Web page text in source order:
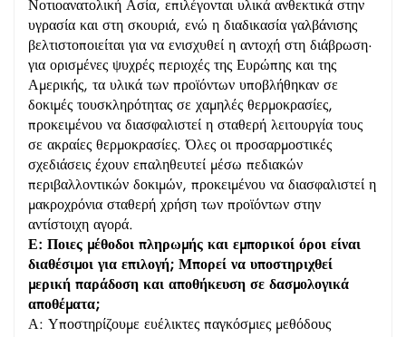
Νοτιοανατολική Ασία, επιλέγονται υλικά ανθεκτικά στην
υγρασία και στη σκουριά, ενώ η διαδικασία γαλβάνισης
βελτιστοποιείται για να ενισχυθεί η αντοχή στη διάβρωση·
για ορισμένες ψυχρές περιοχές της Ευρώπης και της
Αμερικής, τα υλικά των προϊόντων υποβλήθηκαν σε
δοκιμές τουσκληρότητας σε χαμηλές θερμοκρασίες,
προκειμένου να διασφαλιστεί η σταθερή λειτουργία τους
σε ακραίες θερμοκρασίες. Όλες οι προσαρμοστικές
σχεδιάσεις έχουν επαληθευτεί μέσω πεδιακών
περιβαλλοντικών δοκιμών, προκειμένου να διασφαλιστεί η
μακροχρόνια σταθερή χρήση των προϊόντων στην
αντίστοιχη αγορά.
Ε: Ποιες μέθοδοι πληρωμής και εμπορικοί όροι είναι
διαθέσιμοι για επιλογή; Μπορεί να υποστηριχθεί
μερική παράδοση και αποθήκευση σε δασμολογικά
αποθέματα;
Α: Υποστηρίζουμε ευέλικτες παγκόσμιες μεθόδους